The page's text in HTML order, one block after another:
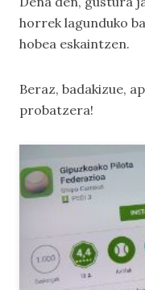
horrek lagunduko
hobea eskaintzen.
Beraz, badakizue,
probatzera!